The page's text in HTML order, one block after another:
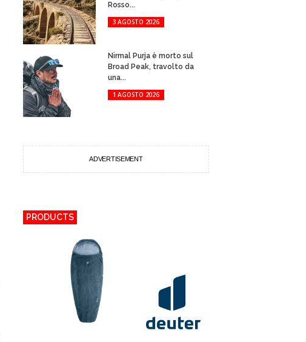
Rosso...
3 AGOSTO 2026
Nirmal Purja è morto sul
Broad Peak, travolto da
una...
1 AGOSTO 2026
ADVERTISEMENT
PRODUCTS